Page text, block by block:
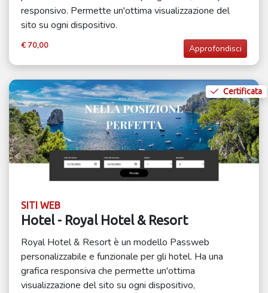
responsivo. Permette un'ottima visualizzazione del
sito su ogni dispositivo.
€ 70,00 Approfondisci
Certificata
SITI WEB
Hotel - Royal Hotel & Resort
Royal Hotel & Resort è un modello Passweb
personalizzabile e funzionale per gli hotel. Ha una
grafica responsiva che permette un'ottima
visualizzazione del sito su ogni dispositivo,